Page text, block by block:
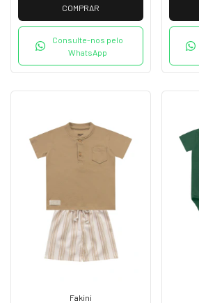
COMPRAR
Consulte-nos pelo
WhatsApp
Fakini